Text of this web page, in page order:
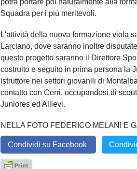
Squadra per i più meritevoli.
L'attività della nuova formazione viola
Larciano, dove saranno inoltre
questo progetto saranno il Direttore
costruito e seguito in prima persona la
istruttore nei settori giovanili di
contatto con Cerri, occupandosi di
Juniores ed Allievi.
NELLA FOTO FEDERICO MELANI E
Condividi su Facebook